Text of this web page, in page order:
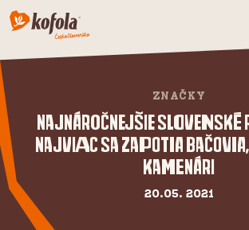
SPOZNAJ FIRMU
KOFOLA
PRODUKTY
PRIDAJ SA K NÁM
ZNAČKY
Najnáročnejšie slovenské
Najviac sa zapotia
kamenári
20.05. 2021